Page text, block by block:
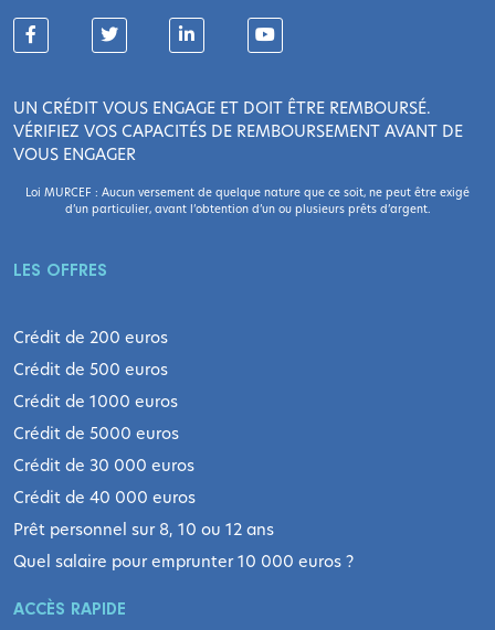
UN CRÉDIT VOUS ENGAGE ET DOIT ÊTRE REMBOURSÉ.
VÉRIFIEZ VOS CAPACITÉS DE REMBOURSEMENT AVANT DE
VOUS ENGAGER
Loi MURCEF : Aucun versement de quelque nature que ce soit, ne peut être exigé
d’un particulier, avant l’obtention d’un ou plusieurs prêts d’argent.
LES OFFRES
Crédit de 200 euros
Crédit de 500 euros
Crédit de 1000 euros
Crédit de 5000 euros
Crédit de 30 000 euros
Crédit de 40 000 euros
Prêt personnel sur 8, 10 ou 12 ans
Quel salaire pour emprunter 10 000 euros ?
ACCÈS RAPIDE